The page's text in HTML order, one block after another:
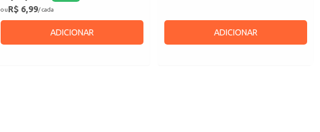
ouR$ 6,99/ cada
ADICIONAR ADICIONAR